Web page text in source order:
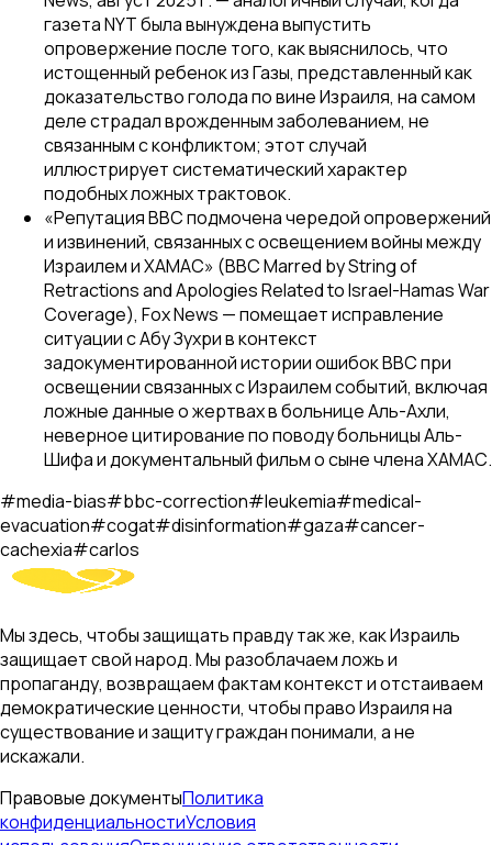
газета NYT была вынуждена выпустить
опровержение после того, как выяснилось, что
истощенный ребенок из Газы, представленный как
доказательство голода по вине Израиля, на самом
деле страдал врожденным заболеванием, не
связанным с конфликтом; этот случай
иллюстрирует систематический характер
подобных ложных трактовок.
«Репутация BBC подмочена чередой опровержений
и извинений, связанных с освещением войны между
Израилем и ХАМАС» (BBC Marred by String of
Retractions and Apologies Related to Israel-Hamas War
Coverage), Fox News — помещает исправление
ситуации с Абу Зухри в контекст
задокументированной истории ошибок BBC при
освещении связанных с Израилем событий, включая
ложные данные о жертвах в больнице Аль-Ахли,
неверное цитирование по поводу больницы Аль-
Шифа и документальный фильм о сыне члена ХАМАС.
#media-bias#bbc-correction#leukemia#medical-
evacuation#cogat#disinformation#gaza#cancer-
cachexia#carlos
Мы здесь, чтобы защищать правду так же, как Израиль
защищает свой народ. Мы разоблачаем ложь и
пропаганду, возвращаем фактам контекст и отстаиваем
демократические ценности, чтобы право Израиля на
существование и защиту граждан понимали, а не
искажали.
Правовые документыПолитика
конфиденциальностиУсловия